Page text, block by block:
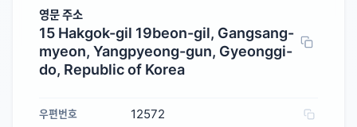
영문 주소
15 Hakgok-gil 19beon-gil, Gangsang-
myeon, Yangpyeong-gun, Gyeonggi-
do, Republic of Korea
우편번호 12572